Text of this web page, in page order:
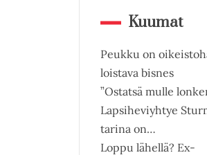
Kuumat
Peukku on
loistava bisnes
”Ostatsä mulle
Lapsiheviyhtye
tarina on…
Loppu lähellä? Ex-